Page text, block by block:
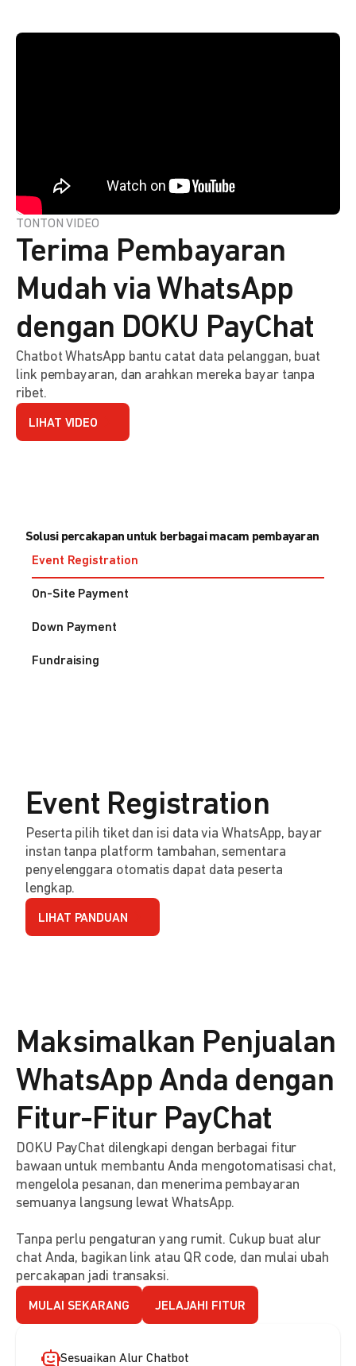
TONTON VIDEO
Terima Pembayaran
Mudah via WhatsApp
dengan DOKU PayChat
Chatbot WhatsApp bantu catat data pelanggan, buat
link pembayaran, dan arahkan mereka bayar tanpa
ribet.
LIHAT VIDEO
Solusi percakapan untuk berbagai macam pembayaran
Event Registration
On-Site Payment
Down Payment
Fundraising
Event Registration
Peserta pilih tiket dan isi data via WhatsApp, bayar
instan tanpa platform tambahan, sementara
penyelenggara otomatis dapat data peserta
lengkap.
LIHAT PANDUAN
Maksimalkan Penjualan
WhatsApp Anda dengan
Fitur-Fitur PayChat
DOKU PayChat dilengkapi dengan berbagai fitur
bawaan untuk membantu Anda mengotomatisasi chat,
mengelola pesanan, dan menerima pembayaran
semuanya langsung lewat WhatsApp.
Tanpa perlu pengaturan yang rumit. Cukup buat alur
chat Anda, bagikan link atau QR code, dan mulai ubah
percakapan jadi transaksi.
MULAI SEKARANG JELAJAHI FITUR
Sesuaikan Alur Chatbot